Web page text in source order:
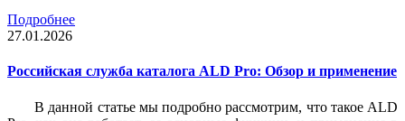
Подробнее
27.01.2026
Российская служба каталога ALD Pro: Обзор и применение
В данной статье мы подробно рассмотрим, что такое ALD